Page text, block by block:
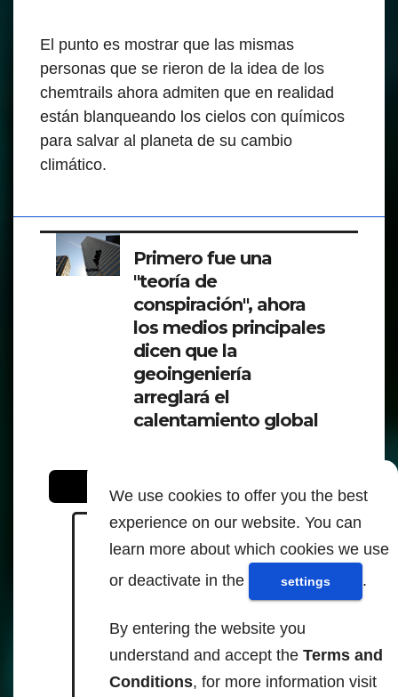
We use cookies to offer you the best
experience on our website. You can
learn more about which cookies we use
or deactivate in the
settings .
By entering the website you
understand and accept the Terms and
Conditions, for more information visit
El punto es mostrar que las mismas
personas que se rieron de la idea de los
chemtrails ahora admiten que en realidad
están blanqueando los cielos con químicos
para salvar al planeta de su cambio
climático.
Primero fue una
"teoría de
conspiración", ahora
los medios principales
dicen que la
geoingeniería
arreglará el
calentamiento global
Para leer y saber más - Fuentes:
https://chemtrailsnews.com/20
20-06-09-first-conspiracy-
theory-now-mainstream-